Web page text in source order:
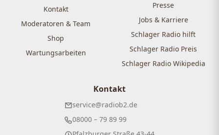
Kontakt
Moderatoren & Team
Shop
Wartungsarbeiten
Presse
Jobs & Karriere
Schlager Radio hilft
Schlager Radio Preis
Schlager Radio Wikipedia
Kontakt
service@radiob2.de
08000 – 79 89 99